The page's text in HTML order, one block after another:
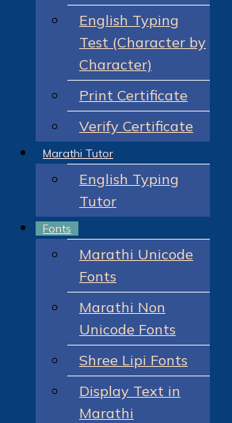
English Typing
Test (Character by
Character)
Print Certificate
Verify Certificate
Marathi Tutor
English Typing
Tutor
Fonts
Marathi Unicode
Fonts
Marathi Non
Unicode Fonts
Shree Lipi Fonts
Display Text in
Marathi